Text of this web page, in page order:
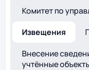
Комитет по
Извещения
Внесение
учтённые